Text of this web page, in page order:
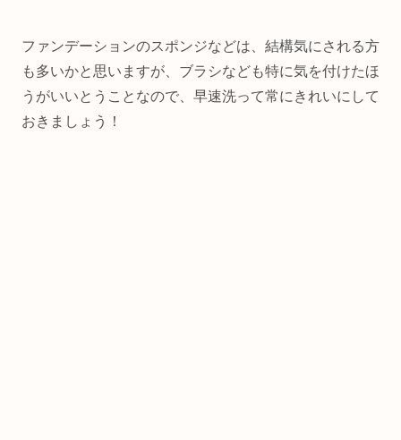
ファンデーションのスポンジなどは、結構気にされる方
も多いかと思いますが、ブラシなども特に気を付けたほ
うがいいとうことなので、早速洗って常にきれいにして
おきましょう！